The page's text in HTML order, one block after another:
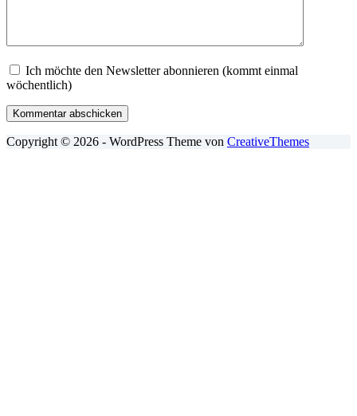
Ich möchte den Newsletter abonnieren (kommt einmal
wöchentlich)
Kommentar abschicken
Copyright © 2026 - WordPress Theme von CreativeThemes